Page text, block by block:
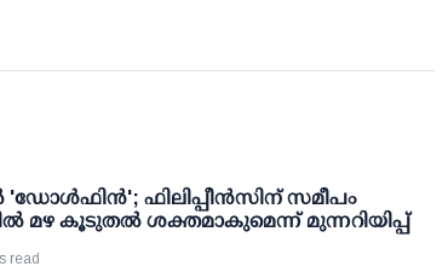
'ഡോള്‍ഫിന്‍'; ഫിലിപ്പീന്‍സിന് സമീപം
മഴ കൂടുതല്‍ ശക്തമാകുമെന്ന് മുന്നറിയിപ്പ്
read